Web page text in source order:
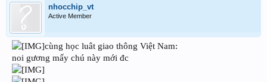
nhocchip_vt
Active Member
cùng học luât giao thông Việt Nam:
noi gương mấy chú này mới đc